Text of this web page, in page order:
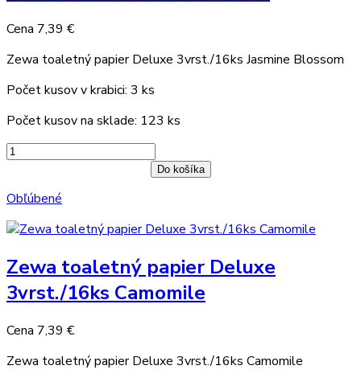
Cena 7,39 €
Zewa toaletný papier Deluxe 3vrst./16ks Jasmine Blossom
Počet kusov v krabici: 3 ks
Počet kusov na sklade: 123 ks
Do košíka
Obľúbené
Zewa toaletný papier Deluxe
3vrst./16ks Camomile
Cena 7,39 €
Zewa toaletný papier Deluxe 3vrst./16ks Camomile